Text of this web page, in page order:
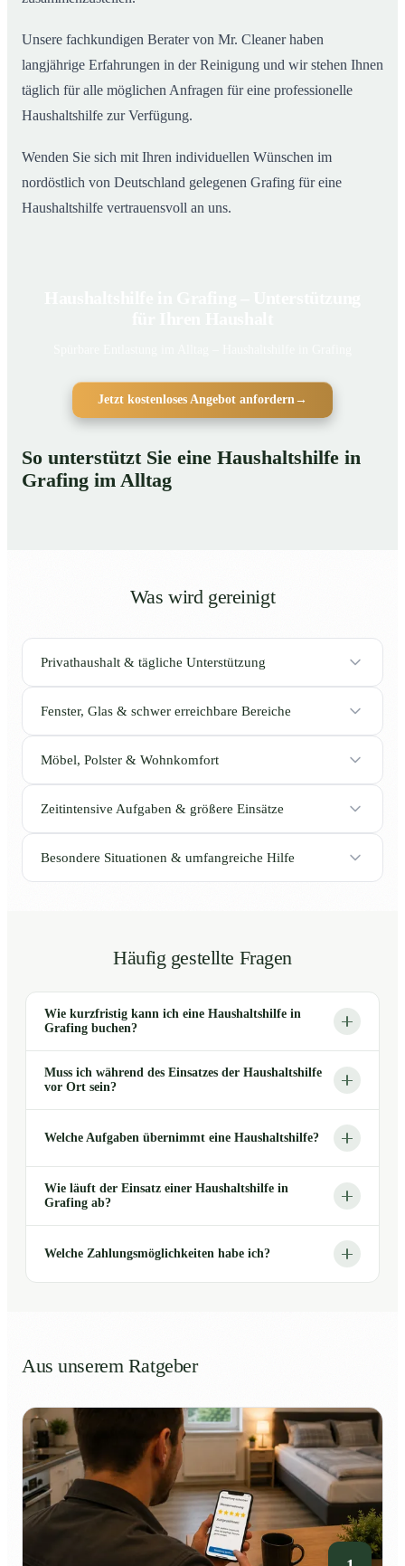
Unsere fachkundigen Berater von Mr. Cleaner haben
langjährige Erfahrungen in der Reinigung und wir stehen Ihnen
täglich für alle möglichen Anfragen für eine professionelle
Haushaltshilfe zur Verfügung.
Wenden Sie sich mit Ihren individuellen Wünschen im
nordöstlich von Deutschland gelegenen Grafing für eine
Haushaltshilfe vertrauensvoll an uns.
Jetzt kostenloses Angebot anfordern→
So unterstützt Sie eine Haushaltshilfe in
Grafing im Alltag
Was wird gereinigt
Privathaushalt & tägliche Unterstützung
Fenster, Glas & schwer erreichbare Bereiche
Möbel, Polster & Wohnkomfort
Zeitintensive Aufgaben & größere Einsätze
Besondere Situationen & umfangreiche Hilfe
Häufig gestellte Fragen
Wie kurzfristig kann ich eine Haushaltshilfe in
Grafing buchen?
Muss ich während des Einsatzes der Haushaltshilfe
vor Ort sein?
Welche Aufgaben übernimmt eine Haushaltshilfe?
Wie läuft der Einsatz einer Haushaltshilfe in
Grafing ab?
Welche Zahlungsmöglichkeiten habe ich?
Aus unserem Ratgeber